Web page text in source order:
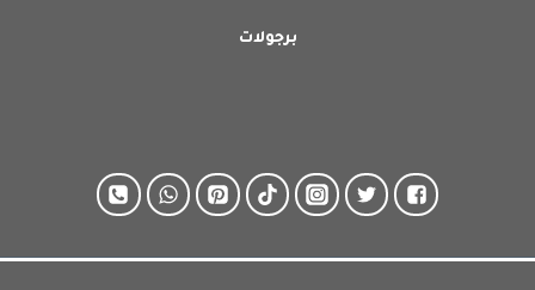
برجولات